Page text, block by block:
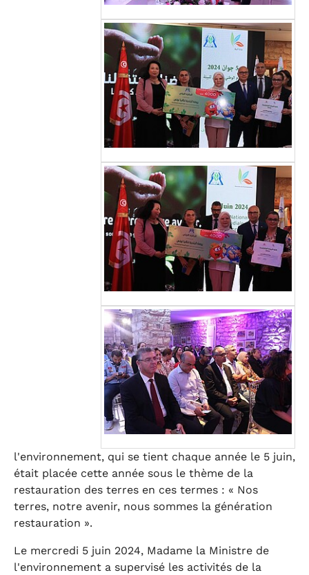
l'environnement, qui se tient chaque année le 5 juin,
était placée cette année sous le thème de la
restauration des terres en ces termes : « Nos
terres, notre avenir, nous sommes la génération
restauration ».
Le mercredi 5 juin 2024, Madame la Ministre de
l'environnement a supervisé les activités de la